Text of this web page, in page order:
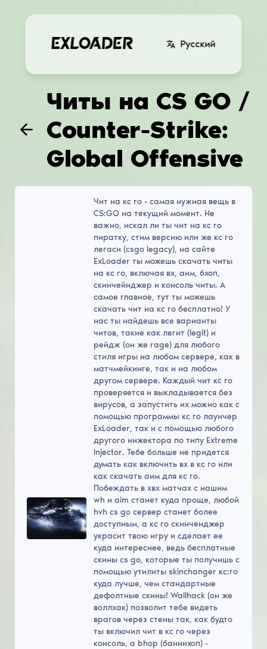
Русский
Читы на CS GO /
Counter-Strike:
Global Offensive
Чит на кс го - самая нужная вещь в
CS:GO на текущий момент. Не
важно, искал ли ты чит на кс го
пиратку, стим версию или же кс го
легаси (csgo legacy), на сайте
ExLoader ты можешь скачать читы
на кс го, включая вх, аим, бхоп,
скинчейнджер и консоль читы. А
самое главное, тут ты можешь
скачать чит на кс го бесплатно! У
нас ты найдешь все варианты
читов, такие как легит (legit) и
рейдж (он же rage) для любого
стиля игры на любом сервере, как в
матчмейкинге, так и на любом
другом сервере. Каждый чит кс го
проверяется и выкладывается без
вирусов, а запустить их можно как с
помощью программы кс го лаунчер
ExLoader, так и с помощью любого
другого инжектора по типу Extreme
Injector. Тебе больше не придется
думать как включить вх в кс го или
как скачать аим для кс го.
Побеждать в хвх матчах с нашим
wh и aim станет куда проще, любой
hvh cs go сервер станет более
доступным, а кс го скинченджер
украсит твою игру и сделает ее
куда интереснее, ведь бесплатные
скины cs go, которые ты получишь с
помощью утилиты skinchanger кс:го
куда лучше, чем стандартные
дефолтные скины! Wallhack (он же
воллхак) позволит тебе видеть
врагов через стены так, как будто
ты включил чит в кс го через
консоль, а bhop (баннихоп) -